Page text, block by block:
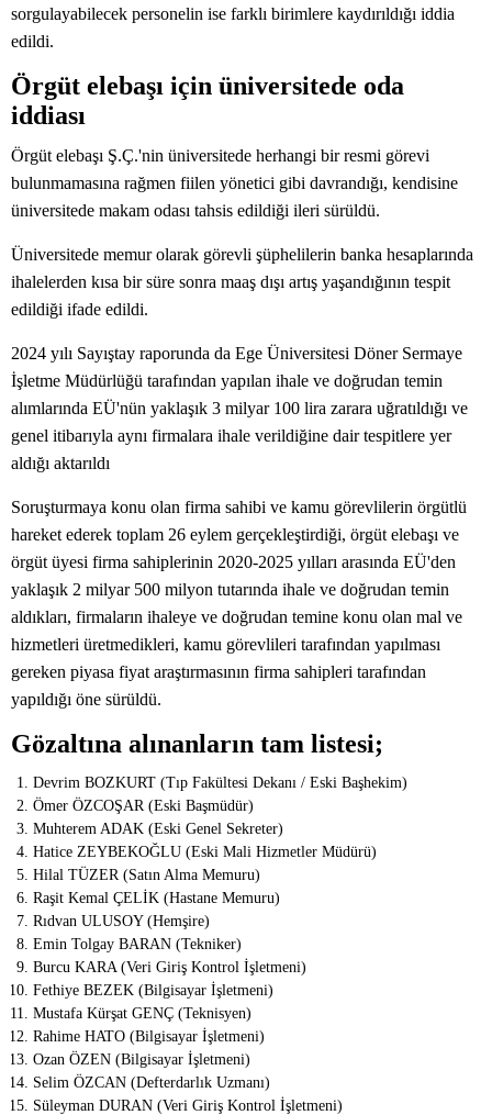
sorgulayabilecek personelin ise farklı birimlere kaydırıldığı iddia
edildi.
Örgüt elebaşı için üniversitede oda
iddiası
Örgüt elebaşı Ş.Ç.'nin üniversitede herhangi bir resmi görevi
bulunmamasına rağmen fiilen yönetici gibi davrandığı, kendisine
üniversitede makam odası tahsis edildiği ileri sürüldü.
Üniversitede memur olarak görevli şüphelilerin banka hesaplarında
ihalelerden kısa bir süre sonra maaş dışı artış yaşandığının tespit
edildiği ifade edildi.
2024 yılı Sayıştay raporunda da Ege Üniversitesi Döner Sermaye
İşletme Müdürlüğü tarafından yapılan ihale ve doğrudan temin
alımlarında EÜ'nün yaklaşık 3 milyar 100 lira zarara uğratıldığı ve
genel itibarıyla aynı firmalara ihale verildiğine dair tespitlere yer
aldığı aktarıldı
Soruşturmaya konu olan firma sahibi ve kamu görevlilerin örgütlü
hareket ederek toplam 26 eylem gerçekleştirdiği, örgüt elebaşı ve
örgüt üyesi firma sahiplerinin 2020-2025 yılları arasında EÜ'den
yaklaşık 2 milyar 500 milyon tutarında ihale ve doğrudan temin
aldıkları, firmaların ihaleye ve doğrudan temine konu olan mal ve
hizmetleri üretmedikleri, kamu görevlileri tarafından yapılması
gereken piyasa fiyat araştırmasının firma sahipleri tarafından
yapıldığı öne sürüldü.
Gözaltına alınanların tam listesi;
Devrim BOZKURT (Tıp Fakültesi Dekanı / Eski Başhekim)
Ömer ÖZCOŞAR (Eski Başmüdür)
Muhterem ADAK (Eski Genel Sekreter)
Hatice ZEYBEKOĞLU (Eski Mali Hizmetler Müdürü)
Hilal TÜZER (Satın Alma Memuru)
Raşit Kemal ÇELİK (Hastane Memuru)
Rıdvan ULUSOY (Hemşire)
Emin Tolgay BARAN (Tekniker)
Burcu KARA (Veri Giriş Kontrol İşletmeni)
Fethiye BEZEK (Bilgisayar İşletmeni)
Mustafa Kürşat GENÇ (Teknisyen)
Rahime HATO (Bilgisayar İşletmeni)
Ozan ÖZEN (Bilgisayar İşletmeni)
Selim ÖZCAN (Defterdarlık Uzmanı)
Süleyman DURAN (Veri Giriş Kontrol İşletmeni)